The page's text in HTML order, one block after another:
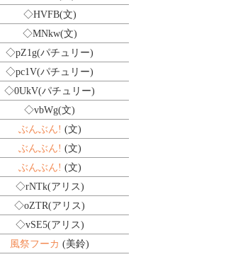
◇HVFB(文)
◇MNkw(文)
◇pZ1g(パチュリー)
◇pc1V(パチュリー)
◇0UkV(パチュリー)
◇vbWg(文)
ぶんぶん! (文)
ぶんぶん! (文)
ぶんぶん! (文)
◇rNTk(アリス)
◇oZTR(アリス)
◇vSE5(アリス)
風祭フーカ (美鈴)